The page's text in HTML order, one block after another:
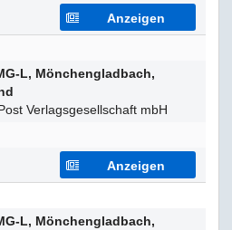
Anzeigen
L, Mönchengladbach,
Verlagsgesellschaft mbH
Anzeigen
L, Mönchengladbach,